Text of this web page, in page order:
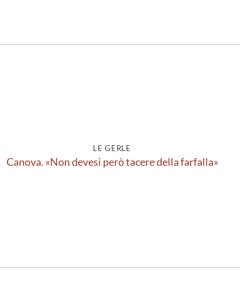
LE GERLE
Canova. «Non devesi però tacere della farfalla»